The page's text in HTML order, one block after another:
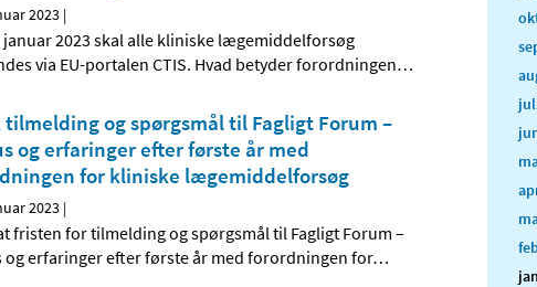
2023 |
januar 2023 skal alle kliniske lægemiddelforsøg
via EU-portalen CTIS. Hvad betyder forordningen…
tilmelding og spørgsmål til Fagligt Forum –
og erfaringer efter første år med
for kliniske lægemiddelforsøg
2023 |
fristen for tilmelding og spørgsmål til Fagligt Forum –
og erfaringer efter første år med forordningen for…